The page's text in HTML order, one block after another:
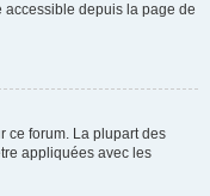
accessible depuis la page de
ce forum. La plupart des
appliquées avec les